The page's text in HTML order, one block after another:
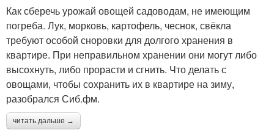
Как сберечь урожай овощей садоводам, не имеющим
погреба. Лук, морковь, картофель, чеснок, свёкла
требуют особой сноровки для долгого хранения в
квартире. При неправильном хранении они могут либо
высохнуть, либо прорасти и сгнить. Что делать с
овощами, чтобы сохранить их в квартире на зиму,
разобрался Сиб.фм.
читать дальше →